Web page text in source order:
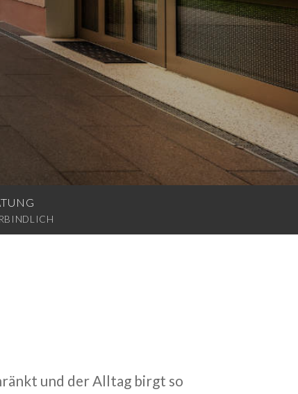
und der Alltag birgt so